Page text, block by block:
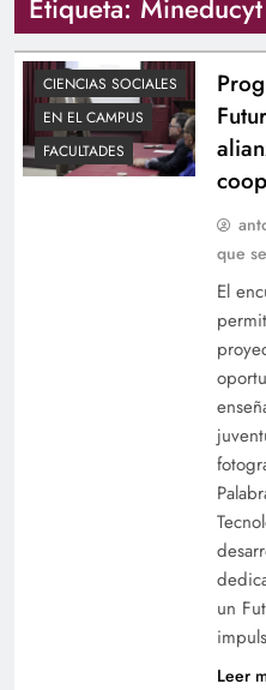
Etiqueta: Mineducyt
CIENCIAS SOCIALES
EN EL CAMPUS
FACULTADES
que
El
un
Leer